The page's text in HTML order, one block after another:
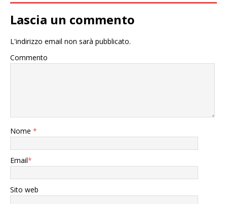
Lascia un commento
L'indirizzo email non sarà pubblicato.
Commento
Nome *
Email*
Sito web